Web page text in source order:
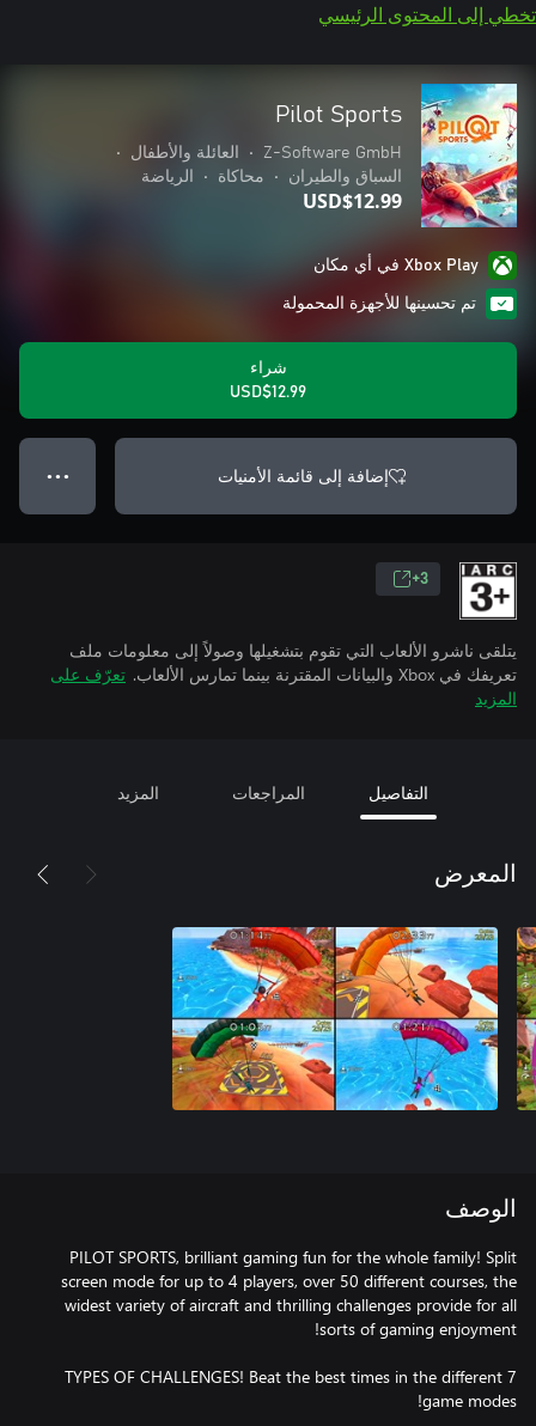
تخطي إلى المحتوى الرئيسي
Pilot Sports
Z-Software GmbH
• العائلة والأطفال
•
السباق والطيران
• محاكاة • الرياضة
USD$12.99
Xbox Play في أي مكان
تم تحسينها للأجهزة المحمولة
شراء
USD$12.99
إضافة إلى قائمة الأمنيات ● ● ●
3+
يتلقى ناشرو الألعاب التي تقوم بتشغيلها وصولاً إلى معلومات ملف
تعريفك في Xbox والبيانات المقترنة بينما تمارس الألعاب.
تعرّف على
المزيد
التفاصيل المراجعات المزيد
المعرض
الوصف
PILOT SPORTS, brilliant gaming fun for the whole family! Split
screen mode for up to 4 players, over 50 different courses, the
widest variety of aircraft and thrilling challenges provide for all
7 TYPES OF CHALLENGES! Beat the best times in the different